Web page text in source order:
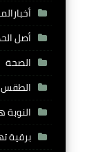
أصل
الصحة
الطقس
النوبة
برقية